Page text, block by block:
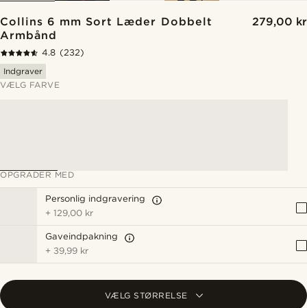
Collins 6 mm Sort Læder Dobbelt
Armbånd
279,00 kr
4.8 (232)
Indgraver
VÆLG FARVE
OPGRADER MED
Personlig indgravering
+129,00 kr
Gaveindpakning
+ 39,99 kr
VÆLG STØRRELSE